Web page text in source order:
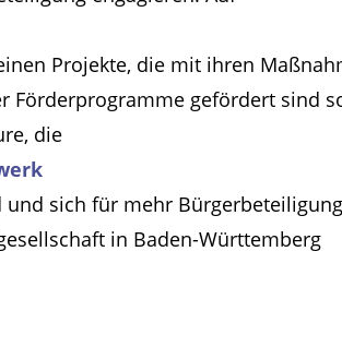
Projekte, die mit ihren
Förderprogramme gefördert sind
die
und sich für mehr
in Baden-Württemberg